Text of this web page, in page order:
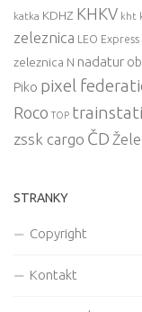
katka KDHZ KHKV kht
zeleznica
LEO Express
zeleznica N nadatur
Piko pixel
Roco TOP
zssk cargo ČD
STRANKY
Copyright
Kontakt